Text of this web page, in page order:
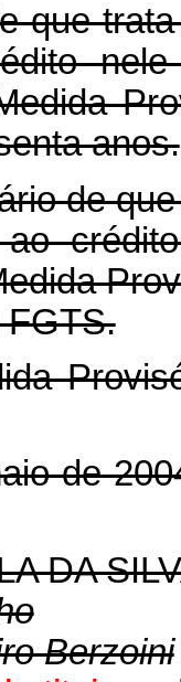
que
anos.
de
de
DA
Berzoini